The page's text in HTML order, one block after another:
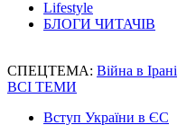
Lifestyle
БЛОГИ ЧИТАЧІВ
СПЕЦТЕМА: Війна в Ірані
ВСІ ТЕМИ
Вступ України в ЄС